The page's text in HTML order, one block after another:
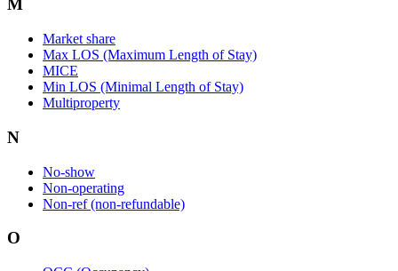
M
Market share
Max LOS (Maximum Length of Stay)
MICE
Min LOS (Minimal Length of Stay)
Multiproperty
N
No-show
Non-operating
Non-ref (non-refundable)
O